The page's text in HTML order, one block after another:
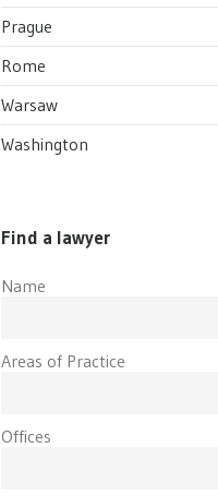
Prague
Rome
Warsaw
Washington
Find a lawyer
Name
Areas of Practice
Offices